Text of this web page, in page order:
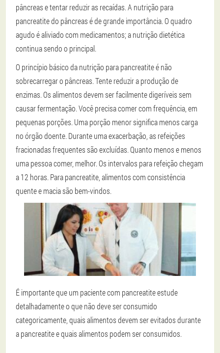
pâncreas e tentar reduzir as recaídas. A nutrição para
pancreatite do pâncreas é de grande importância. O quadro
agudo é aliviado com medicamentos; a nutrição dietética
continua sendo o principal.
O princípio básico da nutrição para pancreatite é não
sobrecarregar o pâncreas. Tente reduzir a produção de
enzimas. Os alimentos devem ser facilmente digeríveis sem
causar fermentação. Você precisa comer com frequência, em
pequenas porções. Uma porção menor significa menos carga
no órgão doente. Durante uma exacerbação, as refeições
fracionadas frequentes são excluídas. Quanto menos e menos
uma pessoa comer, melhor. Os intervalos para refeição chegam
a 12 horas. Para pancreatite, alimentos com consistência
quente e macia são bem-vindos.
É importante que um paciente com pancreatite estude
detalhadamente o que não deve ser consumido
categoricamente, quais alimentos devem ser evitados durante
a pancreatite e quais alimentos podem ser consumidos.